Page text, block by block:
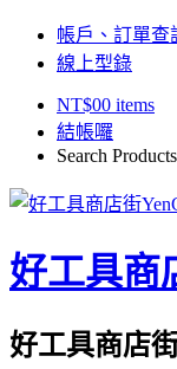
帳戶、訂單查
線上型錄
NT$00 items
結帳囉
Search
好工具商
好工具商店